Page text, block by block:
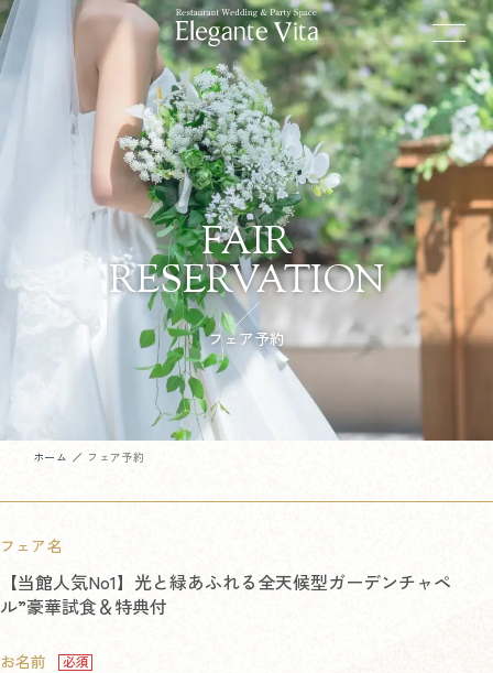
FAIR
RESERVATION
フェア予約
ホーム フェア予約
フェア名
【当館人気No1】光と緑あふれる全天候型ガーデンチャペ
ル”豪華試食＆特典付
お名前